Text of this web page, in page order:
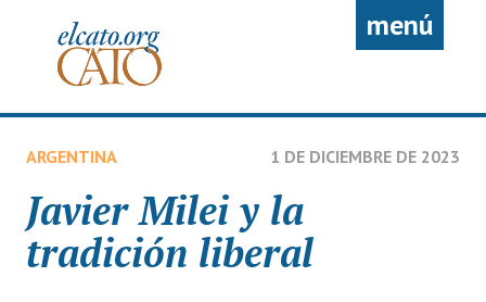
menú
ARGENTINA 1 DE DICIEMBRE DE 2023
Javier Milei y la
tradición liberal